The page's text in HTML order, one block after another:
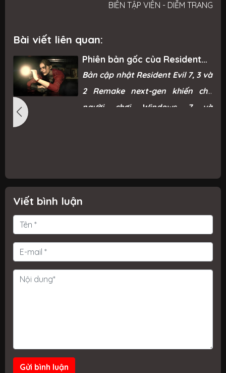
BIÊN TẬP VIÊN - DIỄM TRANG
Bài viết liên quan:
Phiên bản gốc của Resident
Evil Remake trở lại Steam sau
“phản ứng mạnh mẽ từ game
thủ”
Bản cập nhật Resident Evil 7, 3 và
2 Remake next-gen khiến cho
người chơi Windows 7 và
Viết bình luận
Gửi bình luận